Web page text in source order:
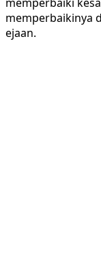
memperbaikinya
ejaan.